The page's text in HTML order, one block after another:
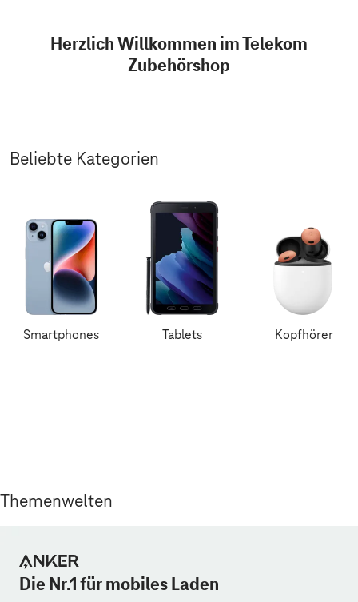
Herzlich Willkommen im Telekom
Zubehörshop
Beliebte Kategorien
Smartphones Tablets Kopfhörer
Themenwelten
Die Nr.1 für mobiles Laden